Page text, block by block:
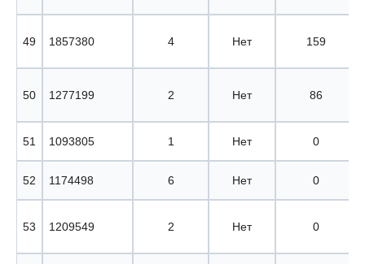
49 1857380 4 Нет 159
50 1277199 2 Нет 86
51 1093805 1 Нет 0
52 1174498 6 Нет 0
53 1209549 2 Нет 0